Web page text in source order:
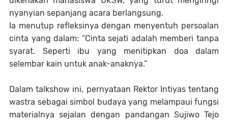
nyanyian sepanjang acara berlangsung.
Ia menutup refleksinya dengan menyentuh persoalan
cinta yang dalam: “Cinta sejati adalah memberi tanpa
syarat. Seperti ibu yang menitipkan doa dalam
selembar kain untuk anak-anaknya.”
Dalam talkshow ini, pernyataan Rektor Intiyas tentang
wastra sebagai simbol budaya yang melampaui fungsi
materialnya sejalan dengan pandangan Sujiwo Tejo